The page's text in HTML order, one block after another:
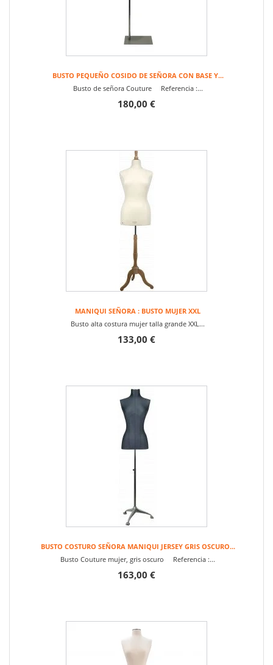
BUSTO PEQUEÑO COSIDO DE SEÑORA CON BASE Y...
Busto de señora Couture Referencia :...
180,00 €
MANIQUI SEÑORA : BUSTO MUJER XXL
Busto alta costura mujer talla grande XXL...
133,00 €
BUSTO COSTURO SEÑORA MANIQUI JERSEY GRIS OSCURO...
Busto Couture mujer, gris oscuro Referencia :...
163,00 €